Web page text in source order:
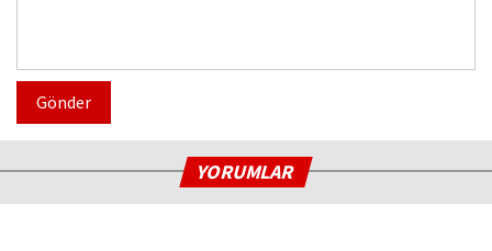
Gönder
YORUMLAR